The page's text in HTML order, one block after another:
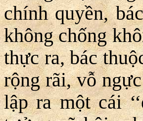
chính quyền,
không chống
thực ra, bác
rộng rãi, vỗ ngực
lập ra một cái